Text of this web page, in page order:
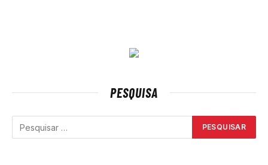
PESQUISA